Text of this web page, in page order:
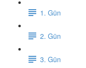
1. Gün
2. Gün
3. Gün